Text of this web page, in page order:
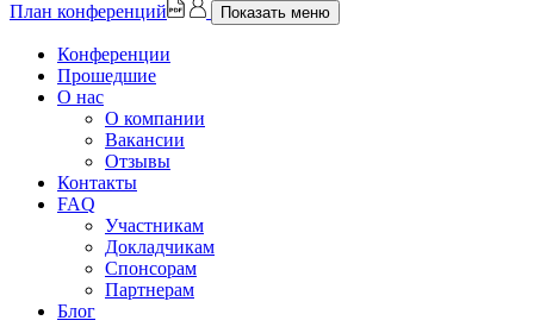
План конференций Показать меню
Конференции
Прошедшие
О нас
О компании
Вакансии
Отзывы
Контакты
FAQ
Участникам
Докладчикам
Спонсорам
Партнерам
Блог